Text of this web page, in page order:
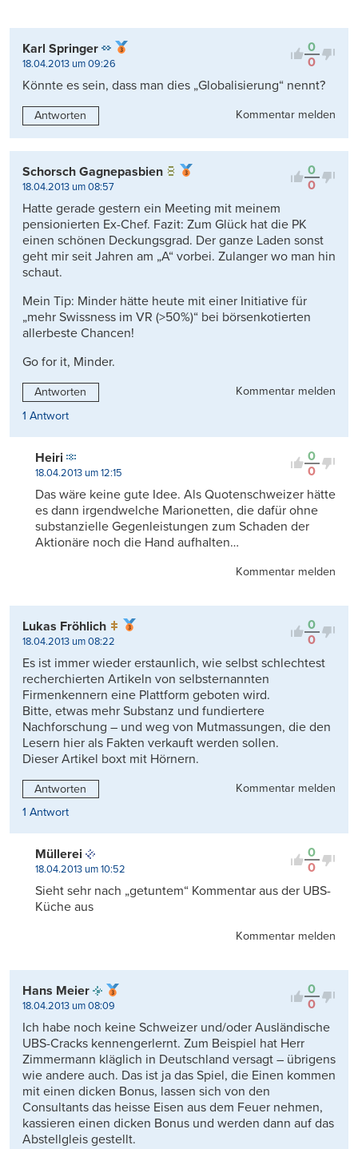
0
0
Karl Springer
18.04.2013 um 09:26
Könnte es sein, dass man dies „Globalisierung“ nennt?
Antworten Kommentar melden
0
0
Schorsch Gagnepasbien
18.04.2013 um 08:57
Hatte gerade gestern ein Meeting mit meinem
pensionierten Ex-Chef. Fazit: Zum Glück hat die PK
einen schönen Deckungsgrad. Der ganze Laden sonst
geht mir seit Jahren am „A“ vorbei. Zulanger wo man hin
schaut.
Mein Tip: Minder hätte heute mit einer Initiative für
„mehr Swissness im VR (>50%)“ bei börsenkotierten
allerbeste Chancen!
Go for it, Minder.
Antworten
Kommentar melden
1 Antwort
0
0
Heiri
18.04.2013 um 12:15
Das wäre keine gute Idee. Als Quotenschweizer hätte
es dann irgendwelche Marionetten, die dafür ohne
substanzielle Gegenleistungen zum Schaden der
Aktionäre noch die Hand aufhalten…
Kommentar melden
0
0
Lukas Fröhlich
18.04.2013 um 08:22
Es ist immer wieder erstaunlich, wie selbst schlechtest
recherchierten Artikeln von selbsternannten
Firmenkennern eine Plattform geboten wird.
Bitte, etwas mehr Substanz und fundiertere
Nachforschung – und weg von Mutmassungen, die den
Lesern hier als Fakten verkauft werden sollen.
Dieser Artikel boxt mit Hörnern.
Antworten
Kommentar melden
1 Antwort
0
0
Müllerei
18.04.2013 um 10:52
Sieht sehr nach „getuntem“ Kommentar aus der UBS-
Küche aus
Kommentar melden
0
0
Hans Meier
18.04.2013 um 08:09
Ich habe noch keine Schweizer und/oder Ausländische
UBS-Cracks kennengerlernt. Zum Beispiel hat Herr
Zimmermann kläglich in Deutschland versagt – übrigens
wie andere auch. Das ist ja das Spiel, die Einen kommen
mit einen dicken Bonus, lassen sich von den
Consultants das heisse Eisen aus dem Feuer nehmen,
kassieren einen dicken Bonus und werden dann auf das
Abstellgleis gestellt.